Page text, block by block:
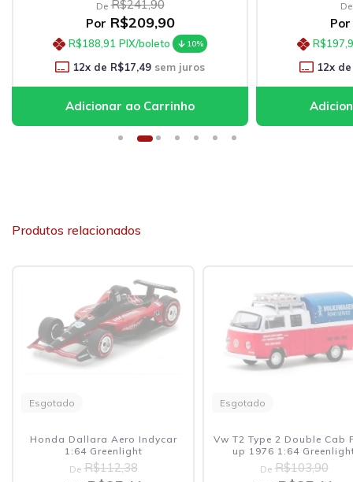
De R$241,90
Por R$209,90
R$188,91 PIX/boleto 10%
12x de R$17,49 sem juros
De
Por
12x de
Produtos relacionados
Esgotado
Honda Dallara Aero Indycar
1:64 Greenlight
R$112,38
Esgotado
Vw T2 Type 2 Double Cab
up 1976 1:64 Greenlight
R$103,90